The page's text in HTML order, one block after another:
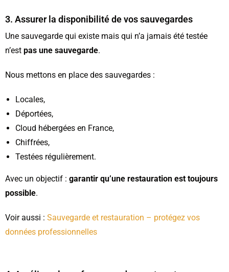
3. Assurer la disponibilité de vos sauvegardes
Une sauvegarde qui existe mais qui n’a jamais été testée
n’est pas une sauvegarde.
Nous mettons en place des sauvegardes :
Locales,
Déportées,
Cloud hébergées en France,
Chiffrées,
Testées régulièrement.
Avec un objectif : garantir qu’une restauration est toujours
possible.
Voir aussi : Sauvegarde et restauration – protégez vos
données professionnelles